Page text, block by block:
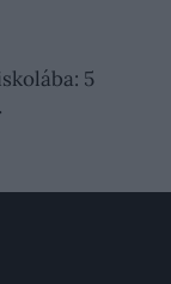
a kínai
5